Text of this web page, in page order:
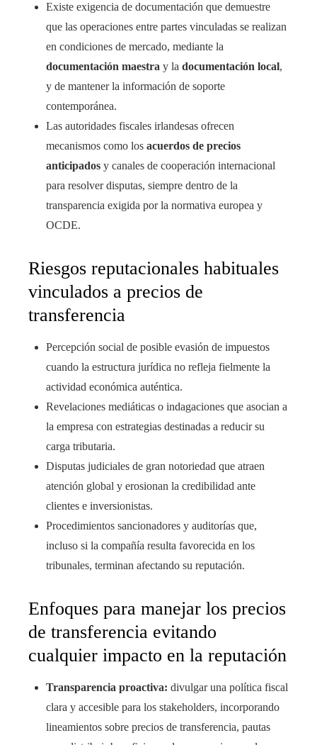
Existe exigencia de documentación que demuestre
que las operaciones entre partes vinculadas se realizan
en condiciones de mercado, mediante la
documentación maestra y la documentación local,
y de mantener la información de soporte
contemporánea.
Las autoridades fiscales irlandesas ofrecen
mecanismos como los acuerdos de precios
anticipados y canales de cooperación internacional
para resolver disputas, siempre dentro de la
transparencia exigida por la normativa europea y
OCDE.
Riesgos reputacionales habituales
vinculados a precios de
transferencia
Percepción social de posible evasión de impuestos
cuando la estructura jurídica no refleja fielmente la
actividad económica auténtica.
Revelaciones mediáticas o indagaciones que asocian a
la empresa con estrategias destinadas a reducir su
carga tributaria.
Disputas judiciales de gran notoriedad que atraen
atención global y erosionan la credibilidad ante
clientes e inversionistas.
Procedimientos sancionadores y auditorías que,
incluso si la compañía resulta favorecida en los
tribunales, terminan afectando su reputación.
Enfoques para manejar los precios
de transferencia evitando
cualquier impacto en la reputación
Transparencia proactiva: divulgar una política fiscal
clara y accesible para los stakeholders, incorporando
lineamientos sobre precios de transferencia, pautas